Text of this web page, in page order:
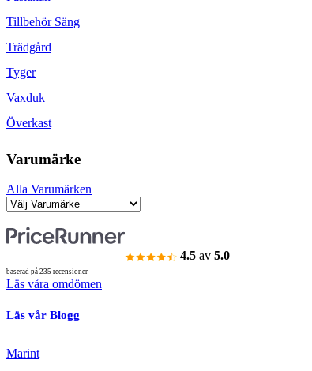
Tillbehör Säng
Trädgård
Tyger
Vaxduk
Överkast
Varumärke
Alla Varumärken
4.5 av 5.0
baserad på 235 recensioner
Läs våra omdömen
Läs vår Blogg
Marint